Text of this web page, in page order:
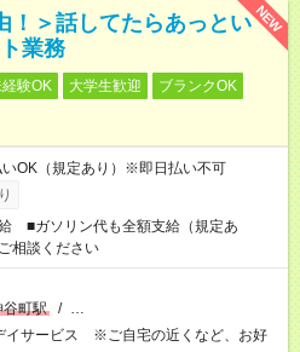
NEW
！＞話してたらあっとい
業務
験OK 大学生歓迎
ブランクOK
OK（規定あり）※即日払い不可
■ガソリン代も全額支給（規定あ
相談ください
谷町駅 / …
イサービス ※ご自宅の近くなど、お好